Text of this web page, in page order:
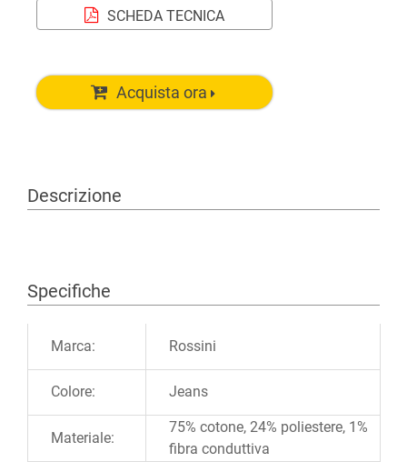
SCHEDA TECNICA
Acquista ora
Descrizione
Specifiche
Marca: Rossini
Colore: Jeans
Materiale:
75% cotone, 24% poliestere, 1%
fibra conduttiva